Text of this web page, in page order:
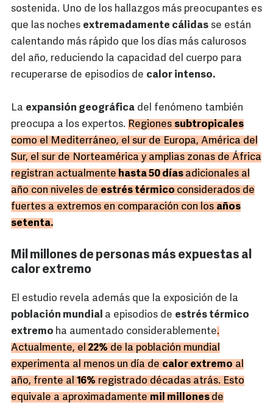
sostenida. Uno de los hallazgos más preocupantes es
que las noches extremadamente cálidas se están
calentando más rápido que los días más calurosos
del año, reduciendo la capacidad del cuerpo para
recuperarse de episodios de calor intenso.
La expansión geográfica del fenómeno también
preocupa a los expertos. Regiones subtropicales
como el Mediterráneo, el sur de Europa, América del
Sur, el sur de Norteamérica y amplias zonas de África
registran actualmente hasta 50 días adicionales al
año con niveles de estrés térmico considerados de
fuertes a extremos en comparación con los años
setenta.
Mil millones de personas más expuestas al
calor extremo
El estudio revela además que la exposición de la
población mundial a episodios de estrés térmico
extremo ha aumentado considerablemente.
Actualmente, el 22% de la población mundial
experimenta al menos un día de calor extremo al
año, frente al 16% registrado décadas atrás. Esto
equivale a aproximadamente mil millones de